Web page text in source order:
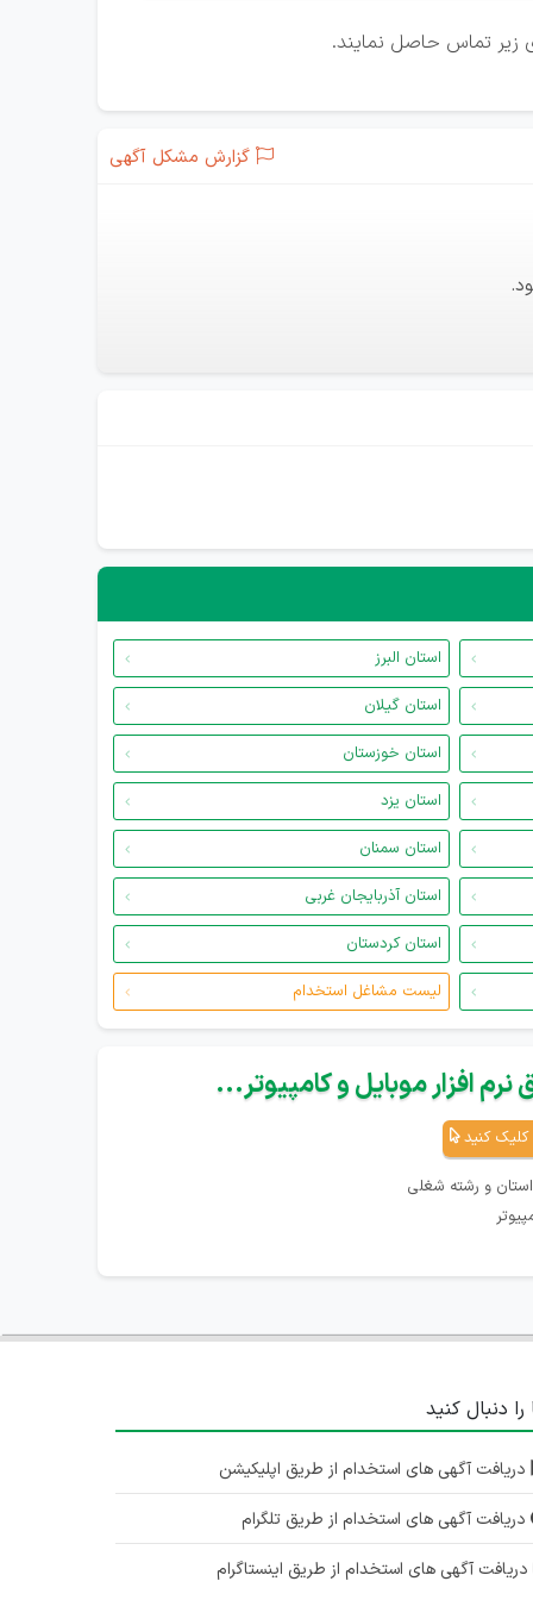
زیر تماس حاصل نمایند.
گزارش مشکل آگهی
استان البرز
استان گیلان
استان خوزستان
استان یزد
استان سمنان
استان آذربایجان غربی
استان کردستان
لیست مشاغل استخدام
افزار موبایل و کامپیوتر...
کلیک کنید
و رشته شغلی
را دنبال کنید
دریافت آگهی های استخدام از طریق اپلیکیشن
دریافت آگهی های استخدام از طریق تلگرام
دریافت آگهی های استخدام از طریق اینستاگرام